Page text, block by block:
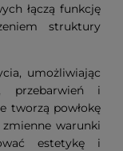
łączą funkcję
struktury
umożliwiając
przebarwień i
tworzą powłokę
warunki
estetykę i